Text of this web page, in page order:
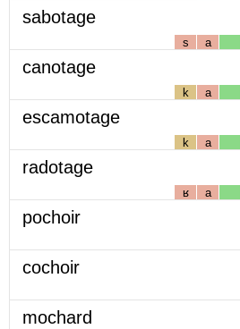
sabotage
s a
canotage
k a
escamotage
k a
radotage
ʁ a
pochoir
cochoir
mochard